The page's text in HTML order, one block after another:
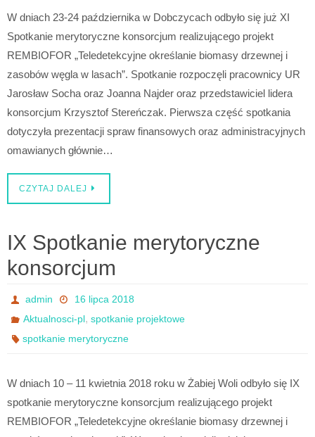
W dniach 23-24 października w Dobczycach odbyło się już XI
Spotkanie merytoryczne konsorcjum realizującego projekt
REMBIOFOR „Teledetekcyjne określanie biomasy drzewnej i
zasobów węgla w lasach”. Spotkanie rozpoczęli pracownicy UR
Jarosław Socha oraz Joanna Najder oraz przedstawiciel lidera
konsorcjum Krzysztof Stereńczak. Pierwsza część spotkania
dotyczyła prezentacji spraw finansowych oraz administracyjnych
omawianych głównie…
CZYTAJ DALEJ
IX Spotkanie merytoryczne
konsorcjum
admin
16 lipca 2018
Aktualnosci-pl,spotkanie projektowe
spotkanie merytoryczne
W dniach 10 – 11 kwietnia 2018 roku w Żabiej Woli odbyło się IX
spotkanie merytoryczne konsorcjum realizującego projekt
REMBIOFOR „Teledetekcyjne określanie biomasy drzewnej i